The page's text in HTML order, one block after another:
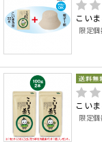
こい
限定
こい
限定